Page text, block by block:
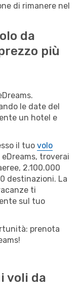
di rimanere nel
da
più
le date del
un hotel e
il tuo volo
troverai
2.100.000
destinazioni. La
ti
sul tuo
prenota
voli da